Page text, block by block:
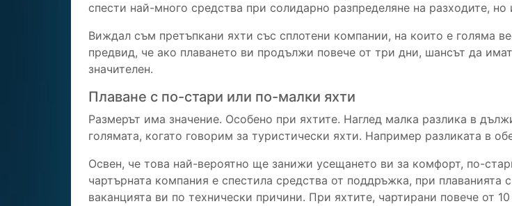
спести най-много средства при солидарно разпределяне на разходите,
Виждал съм претъпкани яхти със сплотени компании, на които е голяма
предвид, че ако плаването ви продължи повече от три дни, шансът да
значителен.
Плаване с по-стари или по-малки яхти
Размерът има значение. Особено при яхтите. Наглед малка разлика в
голямата, когато говорим за туристически яхти. Например разликата в
Освен, че това най-вероятно ще занижи усещането ви за комфорт, по-
чартърната компания е спестила средства от поддръжка, при
ваканцията ви по технически причини. При яхтите, чартирани повече от